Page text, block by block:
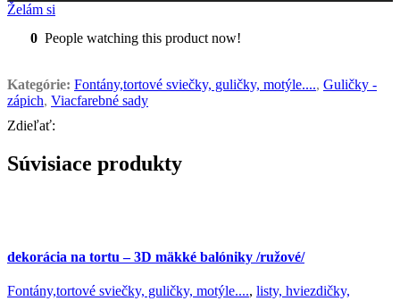
Želám si
0 People watching this product now!
Kategórie: Fontány,tortové sviečky, guličky, motýle...., Guličky -
zápich, Viacfarebné sady
Zdieľať:
Súvisiace produkty
dekorácia na tortu – 3D mäkké balóniky /ružové/
Fontány,tortové sviečky, guličky, motýle...., listy, hviezdičky,